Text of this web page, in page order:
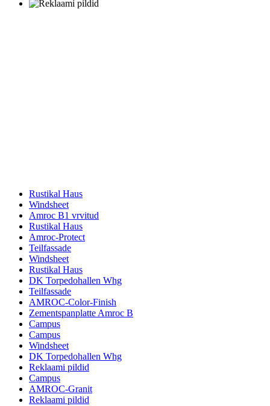
Rustikal Haus
Windsheet
Amroc B1 vrvitud
Rustikal Haus
Amroc-Protect
Teilfassade
Windsheet
Rustikal Haus
DK Torpedohallen Whg
Teilfassade
AMROC-Color-Finish
Zementspanplatte Amroc B
Campus
Campus
Windsheet
DK Torpedohallen Whg
Reklaami pildid
Campus
AMROC-Granit
Reklaami pildid